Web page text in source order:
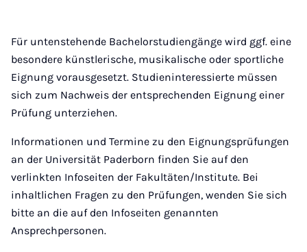
Für untenstehende Bachelorstudiengänge wird ggf. eine
besondere künstlerische, musikalische oder sportliche
Eignung vorausgesetzt. Studieninteressierte müssen
sich zum Nachweis der entsprechenden Eignung einer
Prüfung unterziehen.
Informationen und Termine zu den Eignungsprüfungen
an der Universität Paderborn finden Sie auf den
verlinkten Infoseiten der Fakultäten/Institute. Bei
inhaltlichen Fragen zu den Prüfungen, wenden Sie sich
bitte an die auf den Infoseiten genannten
Ansprechpersonen.